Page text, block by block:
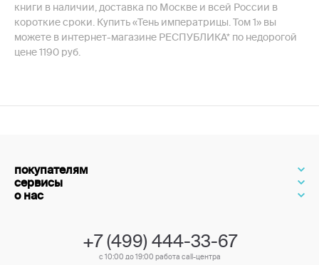
книги в наличии, доставка по Москве и всей России в
короткие сроки. Купить «Тень императрицы. Том 1» вы
можете в интернет-магазине РЕСПУБЛИКА* по недорогой
цене 1190 руб.
покупателям
сервисы
о нас
+7 (499) 444-33-67
с 10:00 до 19:00 работа call-центра